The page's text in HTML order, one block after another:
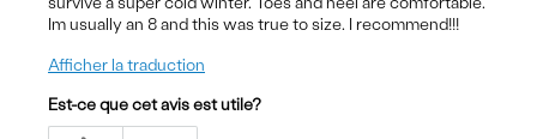
Im usually an 8 and this was true to size. I recommend!!!
Afficher la traduction
Est-ce que cet avis est utile?